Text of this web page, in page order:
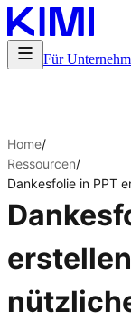
Für
Home/
Ressourcen/
Dankesfolie in PPT